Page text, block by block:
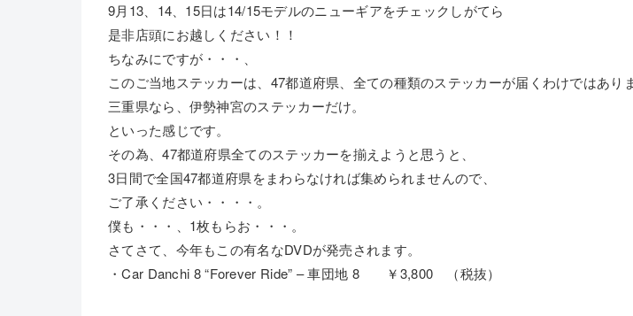
9月13、14、15日は14/15モデルのニューギアをチェックしがてら
是非店頭にお越しください！！
ちなみにですが・・・、
このご当地ステッカーは、47都道府県、全ての種類のステッカーが届くわけではありま
三重県なら、伊勢神宮のステッカーだけ。
といった感じです。
その為、47都道府県全てのステッカーを揃えようと思うと、
3日間で全国47都道府県をまわらなければ集められませんので、
ご了承ください・・・・。
僕も・・・、1枚もらお・・・。
さてさて、今年もこの有名なDVDが発売されます。
・Car Danchi 8 “Forever Ride” – 車団地 8 ￥3,800 （税抜）